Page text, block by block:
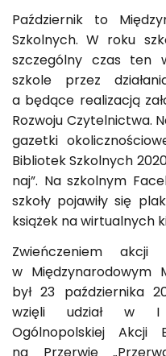
Październik to
Szkolnych. W roku
szczególny czas ten
szkole przez
a będące realizacją
Rozwoju Czytelnictwa.
gazetki
Bibliotek Szkolnych
naj”. Na szkolnym
szkoły pojawiły się
książek na wirtualnych
Zwieńczeniem akcji
w Międzynarodowym
był 23 października
wzięli udział w I
Ogólnopolskiej Akcji
na Przerwie